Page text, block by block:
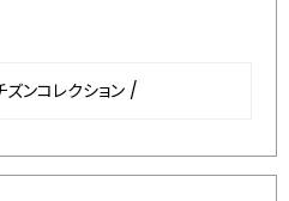
ズンコレクション /